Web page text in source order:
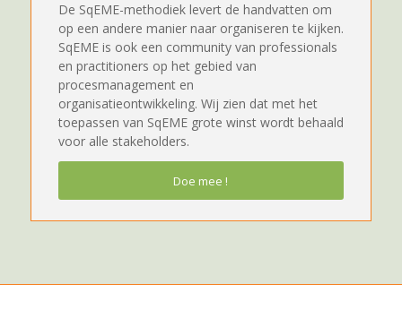
De SqEME-methodiek levert de handvatten om
op een andere manier naar organiseren te kijken.
SqEME is ook een community van professionals
en practitioners op het gebied van
procesmanagement en
organisatieontwikkeling. Wij zien dat met het
toepassen van SqEME grote winst wordt behaald
voor alle stakeholders.
Doe mee !